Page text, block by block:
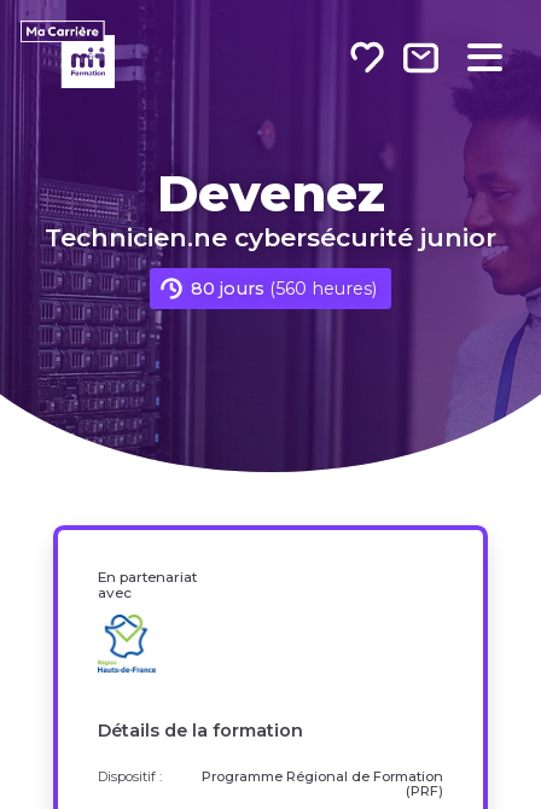
Devenez
Technicien.ne cybersécurité junior
80 jours (560 heures)
En partenariat
avec
Détails de la formation
Dispositif :
Programme Régional de Formation
(PRF)
Sur Twitter
Par e-mail